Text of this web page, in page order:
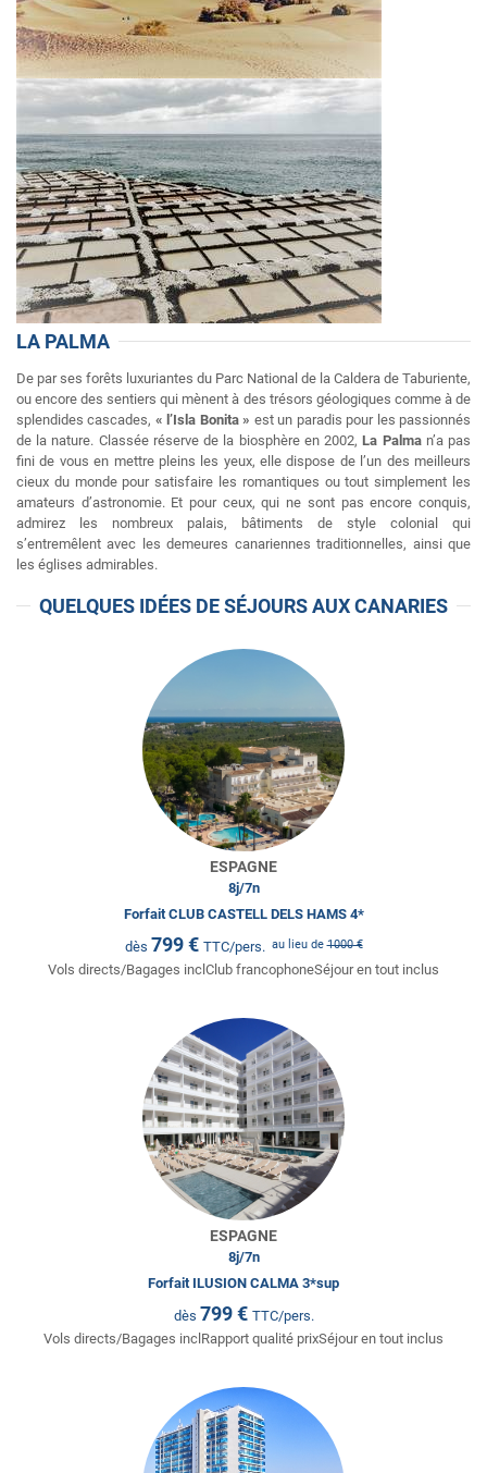
LA PALMA
De par ses forêts luxuriantes du Parc National de la Caldera de Taburiente,
ou encore des sentiers qui mènent à des trésors géologiques comme à de
splendides cascades, « l’Isla Bonita » est un paradis pour les passionnés
de la nature. Classée réserve de la biosphère en 2002,La Palma n’a pas
fini de vous en mettre pleins les yeux, elle dispose de l’un des meilleurs
cieux du monde pour satisfaire les romantiques ou tout simplement les
amateurs d’astronomie. Et pour ceux, qui ne sont pas encore conquis,
admirez les nombreux palais, bâtiments de style colonial qui
s’entremêlent avec les demeures canariennes traditionnelles, ainsi que
les églises admirables.
QUELQUES IDÉES DE SÉJOURS AUX CANARIES
ESPAGNE
8j/7n
Forfait CLUB CASTELL DELS HAMS 4*
dès 799€ TTC/pers. au lieu de1000€
Vols directs/Bagages inclClub francophoneSéjour en tout inclus
ESPAGNE
8j/7n
Forfait ILUSION CALMA 3*sup
dès 799€ TTC/pers.
Vols directs/Bagages inclRapport qualité prixSéjour en tout inclus